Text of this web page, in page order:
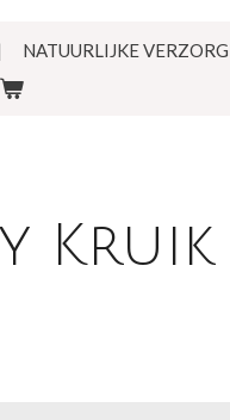
NATUURLIJKE